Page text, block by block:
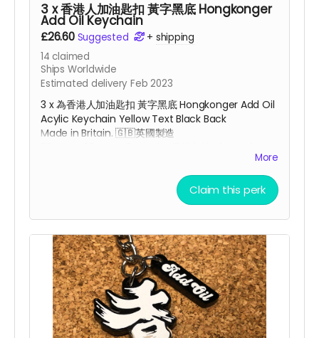
3 x 香港人加油匙扣 黃字黑底 Hongkonger
Add Oil Keychain
£26.60 Suggested + shipping
14 claimed
Ships Worldwide
Estimated delivery Feb 2023
3 x 為香港人加油匙扣 黃字黑底 Hongkonger Add Oil
Acylic Keychain Yellow Text Black Back
Made in Britain. 🇬🇧英國製造
More
Claim this perk